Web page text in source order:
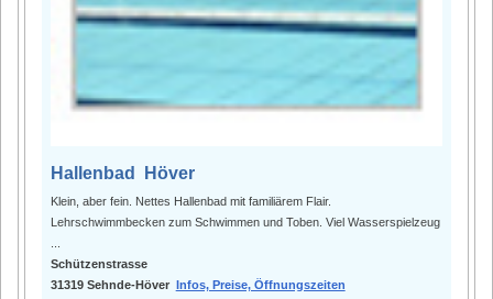
Hallenbad Höver
Klein, aber fein. Nettes Hallenbad mit familiärem Flair.
Lehrschwimmbecken zum Schwimmen und Toben. Viel Wasserspielzeug
Schützenstrasse
31319 Sehnde-Höver Infos, Preise, Öffnungszeiten